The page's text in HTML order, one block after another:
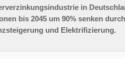
in
bis 2045 um 90% senken durch
und Elektrifizierung.